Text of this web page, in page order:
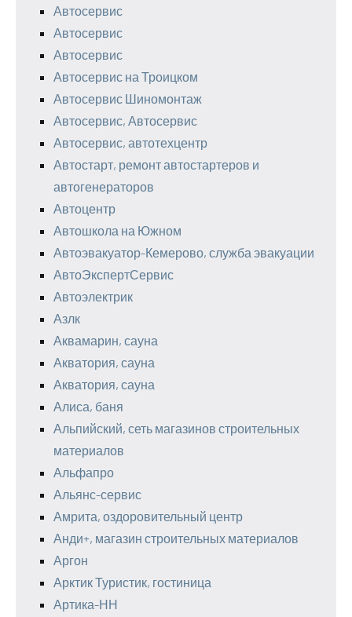
Автосервис
Автосервис
Автосервис
Автосервис на Троицком
Автосервис Шиномонтаж
Автосервис, Автосервис
Автосервис, автотехцентр
Автостарт, ремонт автостартеров и
автогенераторов
Автоцентр
Автошкола на Южном
Автоэвакуатор-Кемерово, служба эвакуации
АвтоЭкспертСервис
Автоэлектрик
Азлк
Аквамарин, сауна
Акватория, сауна
Акватория, сауна
Алиса, баня
Альпийский, сеть магазинов строительных
материалов
Альфапро
Альянс-сервис
Амрита, оздоровительный центр
Анди+, магазин строительных материалов
Аргон
Арктик Туристик, гостиница
Артика-НН